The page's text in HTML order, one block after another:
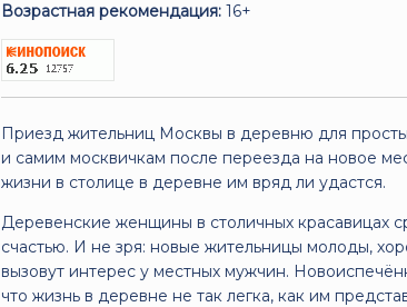
Возрастная рекомендация: 16+
Приезд жительниц Москвы в деревню для
и самим москвичкам после переезда на новое
жизни в столице в деревне им вряд ли удастся.
Деревенские женщины в столичных красавицах
счастью. И не зря: новые жительницы молоды,
вызовут интерес у местных мужчин.
что жизнь в деревне не так легка, как им